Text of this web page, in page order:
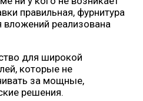
правильная, фурнитура
вложений реализована
для широкой
которые не
за мощные,
решения.